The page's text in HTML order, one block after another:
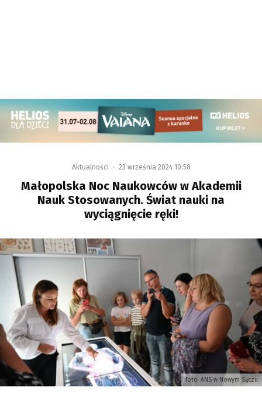
Aktualności · 23 września 2024 10:58
Małopolska Noc Naukowców w Akademii
Nauk Stosowanych. Świat nauki na
wyciągnięcie ręki!
foto: ANS w Nowym Sączu